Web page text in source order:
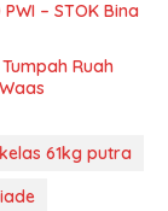
– STOK Bina
Ruah
kelas 61kg putra